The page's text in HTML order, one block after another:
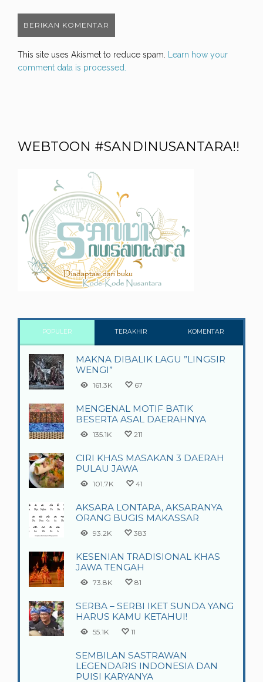
This site uses Akismet to reduce spam.
Learn how your
comment data is processed.
WEBTOON #SANDINUSANTARA!!
POPULER TERAKHIR KOMENTAR
MAKNA DIBALIK LAGU ”LINGSIR
WENGI”
161.3K 67
MENGENAL MOTIF BATIK
BESERTA ASAL DAERAHNYA
135.1K 211
CIRI KHAS MASAKAN 3 DAERAH
PULAU JAWA
101.7K 41
AKSARA LONTARA, AKSARANYA
ORANG BUGIS MAKASSAR
93.2K 383
KESENIAN TRADISIONAL KHAS
JAWA TENGAH
73.8K 81
SERBA – SERBI IKET SUNDA YANG
HARUS KAMU KETAHUI!
55.1K 11
SEMBILAN SASTRAWAN
LEGENDARIS INDONESIA DAN
PUISI KARYANYA